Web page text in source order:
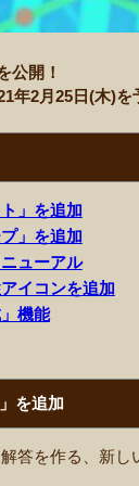
公開！
年2月25日(木)を
」を追加
」を追加
ューアル
イコンを追加
機能
を追加
答を作る、新